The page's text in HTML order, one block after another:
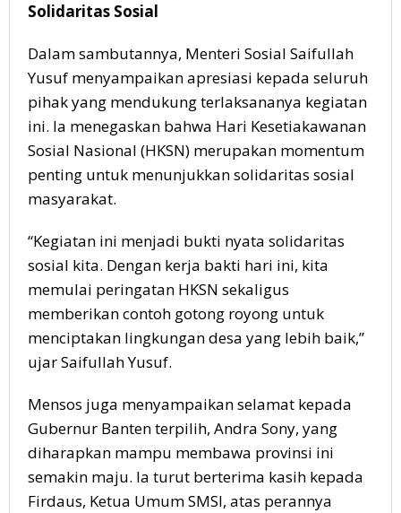
Solidaritas Sosial
Dalam sambutannya, Menteri Sosial Saifullah
Yusuf menyampaikan apresiasi kepada seluruh
pihak yang mendukung terlaksananya kegiatan
ini. Ia menegaskan bahwa Hari Kesetiakawanan
Sosial Nasional (HKSN) merupakan momentum
penting untuk menunjukkan solidaritas sosial
masyarakat.
“Kegiatan ini menjadi bukti nyata solidaritas
sosial kita. Dengan kerja bakti hari ini, kita
memulai peringatan HKSN sekaligus
memberikan contoh gotong royong untuk
menciptakan lingkungan desa yang lebih baik,”
ujar Saifullah Yusuf.
Mensos juga menyampaikan selamat kepada
Gubernur Banten terpilih, Andra Sony, yang
diharapkan mampu membawa provinsi ini
semakin maju. Ia turut berterima kasih kepada
Firdaus, Ketua Umum SMSI, atas perannya